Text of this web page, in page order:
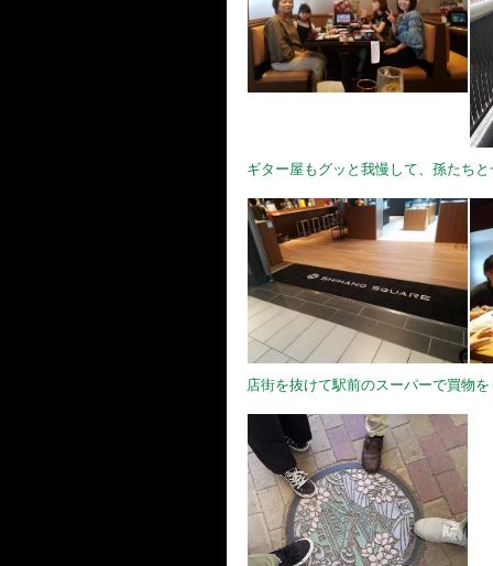
ギター屋もグッと我慢して、孫たち
店街を抜けて駅前のスーパーで買物